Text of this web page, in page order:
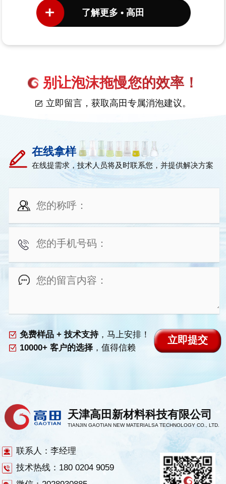
了解更多 • 高田
别让泡沫拖慢您的效率！
立即留言，获取高田专属消泡建议。
在线拿样
在线提需求，技术人员将及时联系您，并提供解决方案
免费样品 + 技术支持，马上安排！
10000+ 客户的选择，值得信赖
天津高田新材料科技有限公司
TIANJIN GAOTIAN NEW MATERIALSA TECHNOLOGY CO., LTD.
联系人：李经理
技术热线：180 0204 9059